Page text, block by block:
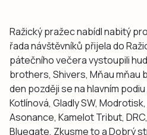
Ražický pražec nabídl nabitý
řada návštěvníků přijela do
pátečního večera vystoupili
brothers, Shivers, Mňau mňau
den později se na hlavním
Kotlínová, Gladly SW,
Asonance, Kamelot Tribut,
Bluegate, Zkusme to a Dobrý